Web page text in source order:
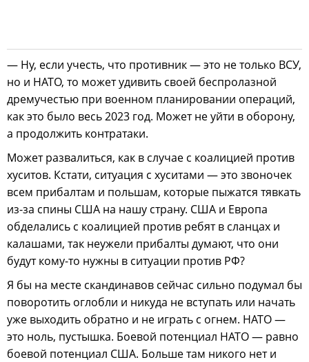
— Ну, если учесть, что противник — это не только ВСУ,
но и НАТО, то может удивить своей беспролазной
дремучестью при военном планировании операций,
как это было весь 2023 год. Может не уйти в оборону,
а продолжить контратаки.
Может развалиться, как в случае с коалицией против
хуситов. Кстати, ситуация с хуситами — это звоночек
всем прибалтам и польшам, которые пыжатся тявкать
из-за спины США на нашу страну. США и Европа
обделались с коалицией против ребят в сланцах и
калашами, так неужели прибалты думают, что они
будут кому-то нужны в ситуации против РФ?
Я бы на месте скандинавов сейчас сильно подумал бы
поворотить оглобли и никуда не вступать или начать
уже выходить обратно и не играть с огнем. НАТО —
это ноль, пустышка. Боевой потенциал НАТО — равно
боевой потенциал США. Больше там никого нет и